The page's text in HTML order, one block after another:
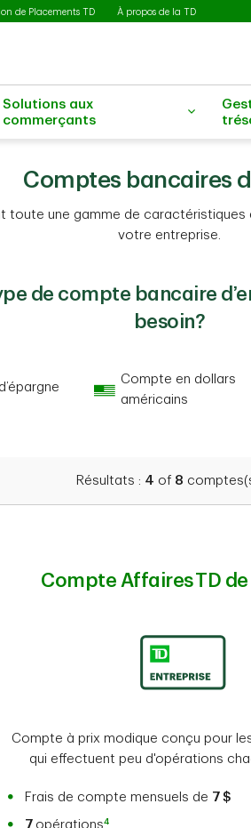
de Placements TD À propos de la TD
Solutions aux
commerçants
Comptes bancaires
toute une gamme de
votre entreprise.
de compte bancaire
besoin?
Compte en dollars
Compte en dollars
américains
Résultats : 4 of 8
Compte Affaires TD
Compte à prix modique conçu pour
qui effectuent peu d'opérations
Frais de compte mensuels de 7 $
7 opérations4